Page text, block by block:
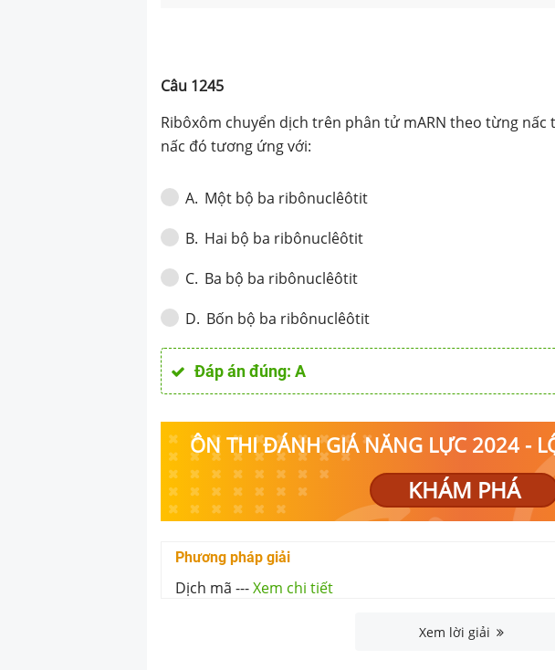
Câu 1245
Ribôxôm chuyển dịch trên phân tử mARN theo từng
nấc đó tương ứng với:
A. Một bộ ba ribônuclêôtit
B. Hai bộ ba ribônuclêôtit
C. Ba bộ ba ribônuclêôtit
D. Bốn bộ ba ribônuclêôtit
Đáp án đúng:A
ÔN THI ĐÁNH GIÁ NĂNG LỰC 2024 -
KHÁM PHÁ
Phương pháp giải
Dịch mã ---Xem chi tiết
Xem lời giải